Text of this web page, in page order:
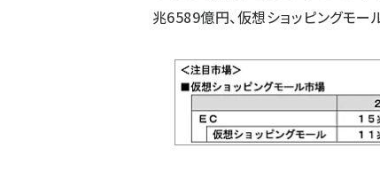
兆6589億円、仮想ショッピングモ